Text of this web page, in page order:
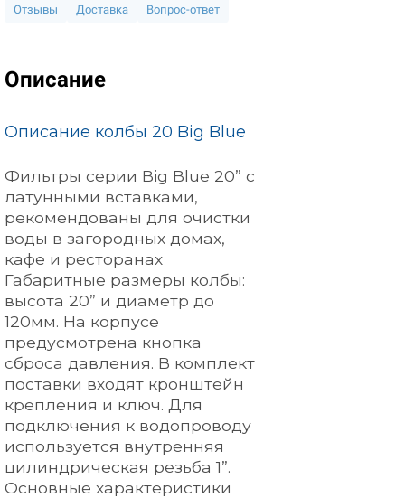
Отзывы Доставка Вопрос-ответ
Описание
Описание колбы 20 Big Blue
Фильтры серии Big Blue 20” с
латунными вставками,
рекомендованы для очистки
воды в загородных домах,
кафе и ресторанах
Габаритные размеры колбы:
высота 20” и диаметр до
120мм. На корпусе
предусмотрена кнопка
сброса давления. В комплект
поставки входят кронштейн
крепления и ключ. Для
подключения к водопроводу
используется внутренняя
цилиндрическая резьба 1”.
Основные характеристики